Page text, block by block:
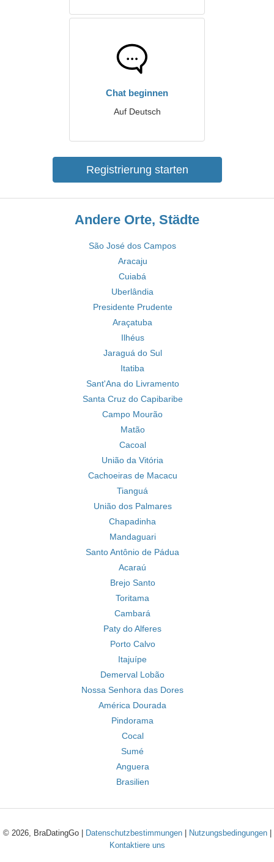
Chat beginnen
Auf Deutsch
Registrierung starten
Andere Orte, Städte
São José dos Campos
Aracaju
Cuiabá
Uberlândia
Presidente Prudente
Araçatuba
Ilhéus
Jaraguá do Sul
Itatiba
Sant'Ana do Livramento
Santa Cruz do Capibaribe
Campo Mourão
Matão
Cacoal
União da Vitória
Cachoeiras de Macacu
Tianguá
União dos Palmares
Chapadinha
Mandaguari
Santo Antônio de Pádua
Acaraú
Brejo Santo
Toritama
Cambará
Paty do Alferes
Porto Calvo
Itajuípe
Demerval Lobão
Nossa Senhora das Dores
América Dourada
Pindorama
Cocal
Sumé
Anguera
Brasilien
© 2026, BraDatingGo | Datenschutzbestimmungen| Nutzungsbedingungen|
Kontaktiere uns